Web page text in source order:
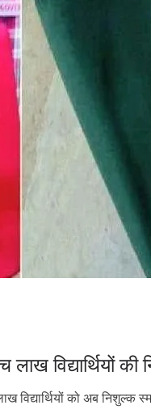
विद्यार्थियों की
विद्यार्थियों को अब निशुल्क